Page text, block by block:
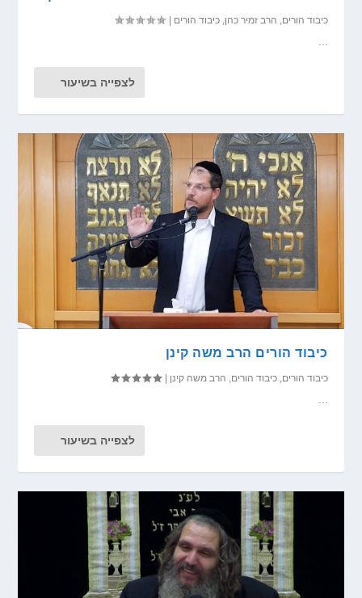
כיבוד הורים, הרב זמיר כהן,כיבוד הורים |
לצפייה בשיעור
כיבוד הורים הרב משה קינן
כיבוד הורים ,כיבוד הורים הרב משה קינן |
לצפייה בשיעור